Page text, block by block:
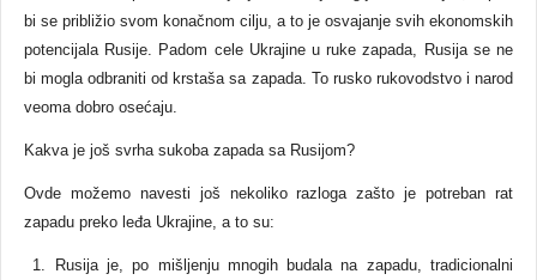
bi se približio svom konačnom cilju, a to je osvajanje svih ekonomskih
potencijala Rusije. Padom cele Ukrajine u ruke zapada, Rusija se ne
bi mogla odbraniti od krstaša sa zapada. To rusko rukovodstvo i narod
veoma dobro osećaju.
Kakva je još svrha sukoba zapada sa Rusijom?
Ovde možemo navesti još nekoliko razloga zašto je potreban rat
zapadu preko leđa Ukrajine, a to su:
1. Rusija je, po mišljenju mnogih budala na zapadu, tradicionalni